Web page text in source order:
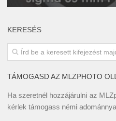
KERESÉS
TÁMOGASD AZ MLZPHOTO
Ha szeretnél hozzájárulni az
kérlek támogass némi